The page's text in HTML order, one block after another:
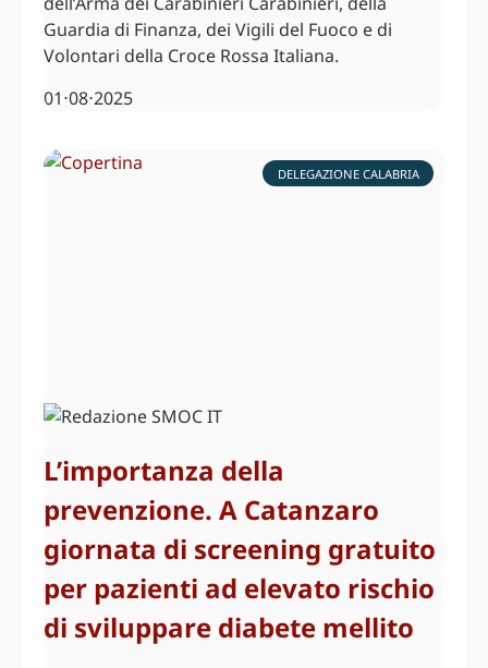
Guardia di Finanza, dei Vigili del Fuoco e di
Volontari della Croce Rossa Italiana.
01⋅08⋅2025
DELEGAZIONE CALABRIA
L’importanza della
prevenzione. A Catanzaro
giornata di screening gratuito
per pazienti ad elevato rischio
di sviluppare diabete mellito